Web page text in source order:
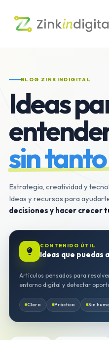
BLOG ZINKINDIGITAL
Ideas
sin
Estrategia, creatividad y
Ideas y recursos para
decisiones y hacer crecer
CONTENIDO ÚTIL
Ideas que puedas
Artículos pensados para
entorno digital y detectar
Claro Práctico Sin